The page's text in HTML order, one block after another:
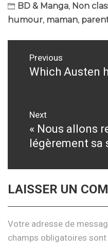
BD & Manga, Non
humour, maman,
Navigation
Previous
Previous
Which Austen
Next
Next
post:
« Nous allons
légèrement sa
LAISSER UN
Votre adresse de
champs obligatoires